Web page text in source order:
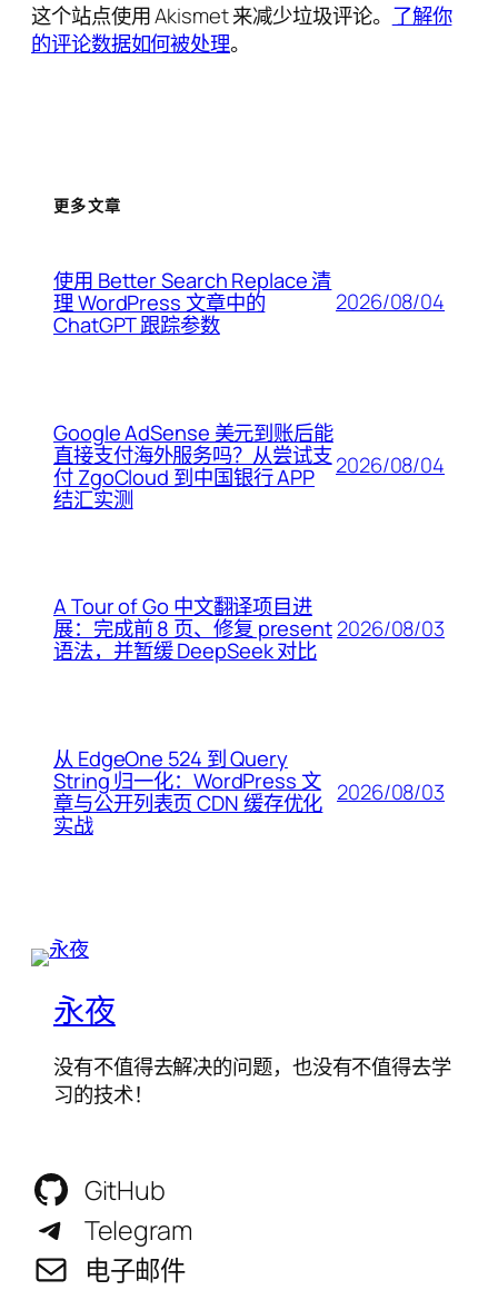
这个站点使用 Akismet 来减少垃圾评论。 了解你
的评论数据如何被处理。
更多文章
使用 Better Search Replace 清
理 WordPress 文章中的
ChatGPT 跟踪参数
2026/08/04
Google AdSense 美元到账后能
直接支付海外服务吗？从尝试支
付 ZgoCloud 到中国银行 APP
结汇实测
2026/08/04
A Tour of Go 中文翻译项目进
展：完成前 8 页、修复 present
语法，并暂缓 DeepSeek 对比
2026/08/03
从 EdgeOne 524 到 Query
String 归一化：WordPress 文
章与公开列表页 CDN 缓存优化
实战
2026/08/03
永夜
没有不值得去解决的问题，也没有不值得去学
习的技术！
GitHub
Telegram
电子邮件